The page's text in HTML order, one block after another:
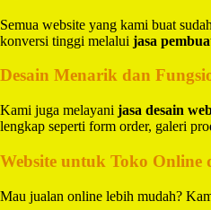
Semua website yang kami buat
konversi tinggi melalui jasa
Desain Menarik dan
Kami juga melayani jasa desain
lengkap seperti form order, galeri
Website untuk Toko
Mau jualan online lebih mudah?